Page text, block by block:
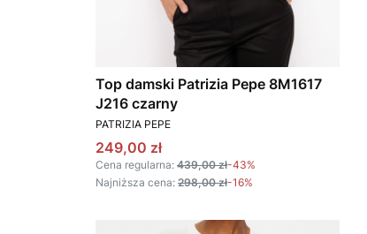
Top damski Patrizia Pepe 8M1617
J216 czarny
PRODUCENT
PATRIZIA PEPE
Cena promocyjna
249,00 zł
Cena regularna: 439,00 zł-43%
Najniższa cena: 298,00 zł-16%